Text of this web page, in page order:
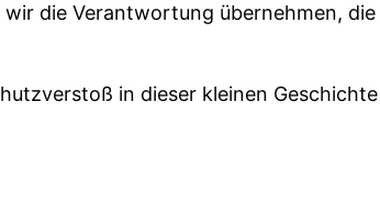
die Verantwortung übernehmen,
in dieser kleinen